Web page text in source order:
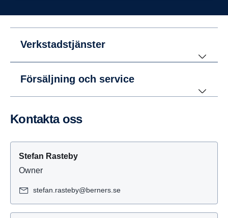
Verkstadstjänster
Försäljning och service
Kontakta oss
Stefan Rasteby
Owner
stefan.rasteby@berners.se